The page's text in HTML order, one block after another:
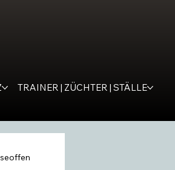
TRAINER | ZÜCHTER | STÄLLE